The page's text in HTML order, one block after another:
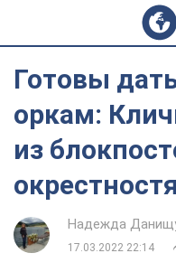
Готовы
оркам:
из
Надежда
17.03.2022 22:14